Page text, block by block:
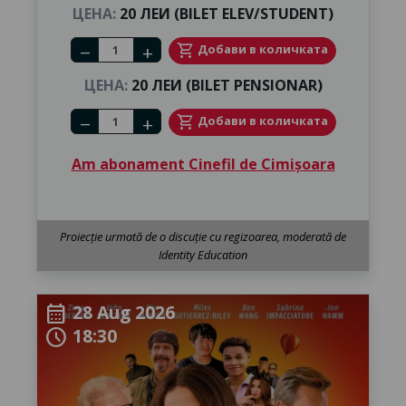
ЦЕНА: 20 ЛЕИ (BILET ELEV/STUDENT)
Number of tickets
remove add shopping_cart Добави в количката
ЦЕНА:20 ЛЕИ (BILET PENSIONAR)
Number of tickets
remove add shopping_cart Добави в количката
Am abonament Cinefil de Cimișoara
Proiecție urmată de o discuție cu regizoarea, moderată de
Identity Education
calendar_month28 Aug 2026
schedule 18:30